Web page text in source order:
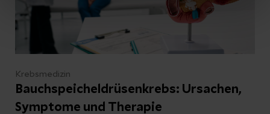
Schreiben Sie uns
Kontakt
Krebsmedizin
Bauchspeicheldrüsenkrebs: Ursachen,
Symptome und Therapie